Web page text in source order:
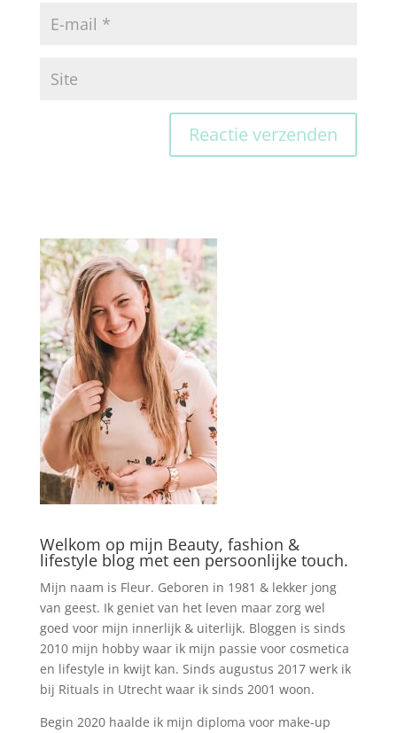
Welkom op mijn Beauty, fashion &
lifestyle blog met een persoonlijke touch.
Mijn naam is Fleur. Geboren in 1981 & lekker jong
van geest. Ik geniet van het leven maar zorg wel
goed voor mijn innerlijk & uiterlijk. Bloggen is sinds
2010 mijn hobby waar ik mijn passie voor cosmetica
en lifestyle in kwijt kan. Sinds augustus 2017 werk ik
bij Rituals in Utrecht waar ik sinds 2001 woon.
Begin 2020 haalde ik mijn diploma voor make-up